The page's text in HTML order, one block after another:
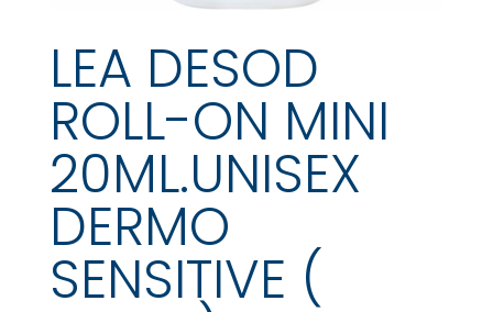
LEA DESOD
ROLL-ON MINI
20ML.UNISEX
DERMO
SENSITIVE (